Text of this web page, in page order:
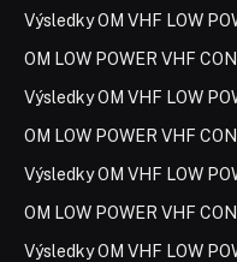
Výsledky OM VHF LOW
OM LOW POWER VHF
Výsledky OM VHF LOW
OM LOW POWER VHF
Výsledky OM VHF LOW
OM LOW POWER VHF
Výsledky OM VHF LOW